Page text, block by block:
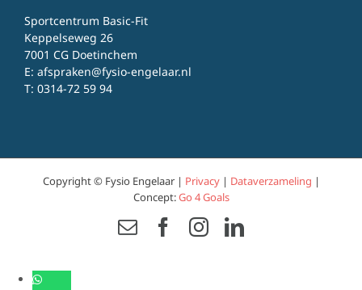
Sportcentrum Basic-Fit
Keppelseweg 26
7001 CG Doetinchem
E: afspraken@fysio-engelaar.nl
T: 0314-72 59 94
Copyright © Fysio Engelaar | Privacy| Dataverzameling |
Concept:Go 4 Goals
Email Facebook
Instagram
LinkedIn